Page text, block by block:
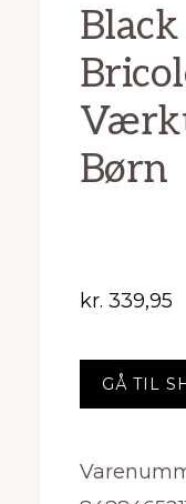
Børn
kr. 339,95
GÅ TIL